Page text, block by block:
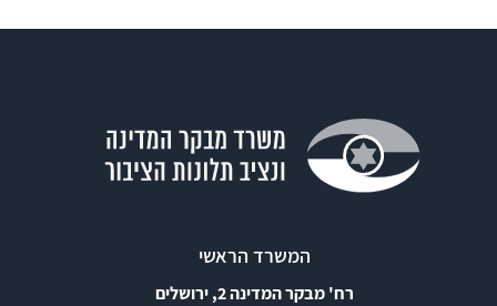
המשרד הראשי
רח' מבקר המדינה 2, ירושלים